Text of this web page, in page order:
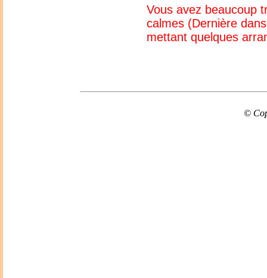
Vous avez beaucoup
calmes (Dernière
mettant quelques
©